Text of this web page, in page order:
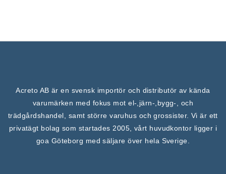
Acreto AB är en svensk importör och distributör av kända
varumärken med fokus mot el-,järn-,bygg-, och
trädgårdshandel, samt större varuhus och grossister. Vi är ett
privatägt bolag som startades 2005, vårt huvudkontor ligger i
goa Göteborg med säljare över hela Sverige.